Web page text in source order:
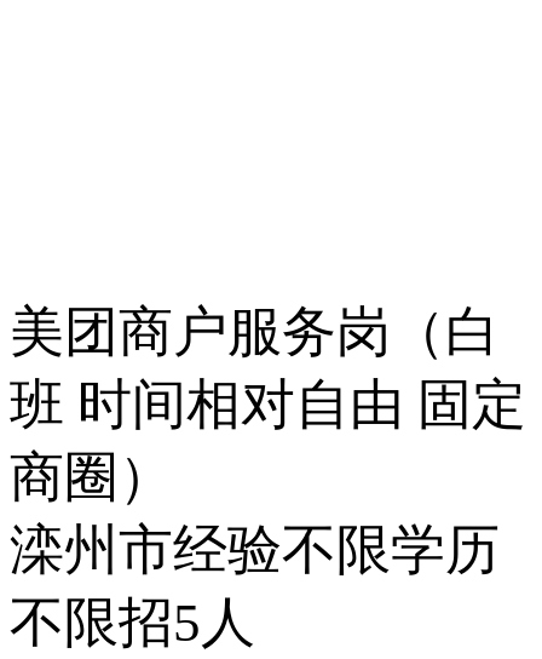
美团商户服务岗（白
班 时间相对自由 固定
商圈）
滦州市经验不限学历
不限招5人